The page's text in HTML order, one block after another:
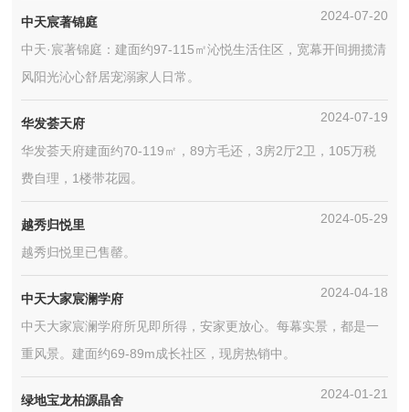
中天宸著锦庭 2024-07-20
中天·宸著锦庭：建面约97-115㎡沁悦生活住区，宽幕开间拥揽清
风阳光沁心舒居宠溺家人日常。
华发荟天府 2024-07-19
华发荟天府建面约70-119㎡，89方毛还，3房2厅2卫，105万税
费自理，1楼带花园。
越秀归悦里 2024-05-29
越秀归悦里已售罄。
中天大家宸澜学府 2024-04-18
中天大家宸澜学府所见即所得，安家更放心。每幕实景，都是一
重风景。建面约69-89m成长社区，现房热销中。
绿地宝龙柏源晶舍 2024-01-21